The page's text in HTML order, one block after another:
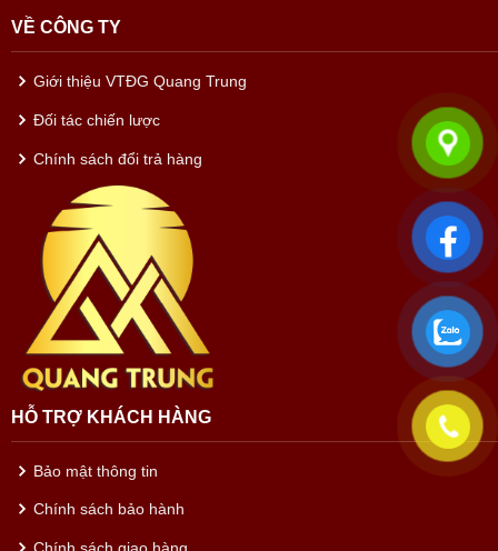
VỀ CÔNG TY
Giới thiệu VTĐG Quang Trung
Đối tác chiến lược
Chính sách đổi trả hàng
HỖ TRỢ KHÁCH HÀNG
Bảo mật thông tin
Chính sách bảo hành
Chính sách giao hàng